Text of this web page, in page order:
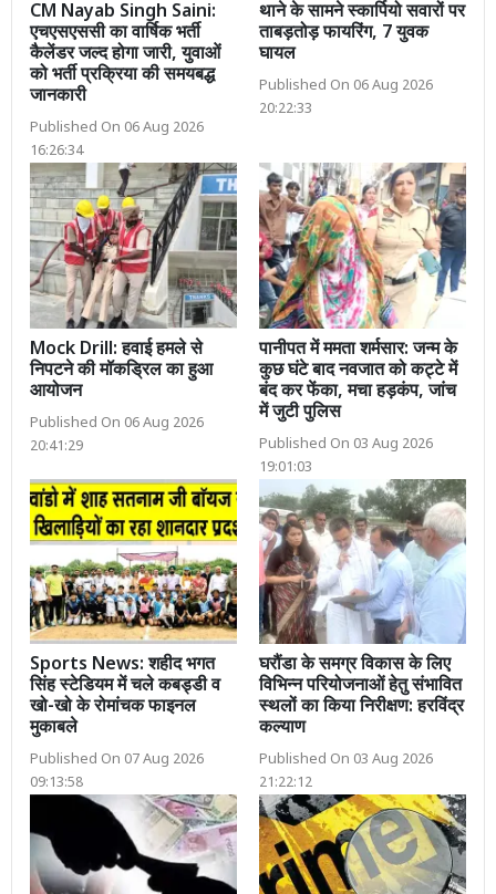
CM Nayab Singh Saini:
एचएसएससी का वार्षिक भर्ती
कैलेंडर जल्द होगा जारी, युवाओं
को भर्ती प्रक्रिया की समयबद्ध
जानकारी
Published On 06 Aug 2026
16:26:34
थाने के सामने स्कार्पियो सवारों पर
ताबड़तोड़ फायरिंग, 7 युवक
घायल
Published On 06 Aug 2026
20:22:33
Mock Drill: हवाई हमले से
निपटने की मॉकड्रिल का हुआ
आयोजन
Published On 06 Aug 2026
20:41:29
पानीपत में ममता शर्मसार: जन्म के
कुछ घंटे बाद नवजात को कट्टे में
बंद कर फेंका, मचा हड़कंप, जांच
में जुटी पुलिस
Published On 03 Aug 2026
19:01:03
Sports News: शहीद भगत
सिंह स्टेडियम में चले कबड्डी व
खो-खो के रोमांचक फाइनल
मुकाबले
Published On 07 Aug 2026
09:13:58
घरौंडा के समग्र विकास के लिए
विभिन्न परियोजनाओं हेतु संभावित
स्थलों का किया निरीक्षण: हरविंद्र
कल्याण
Published On 03 Aug 2026
21:22:12